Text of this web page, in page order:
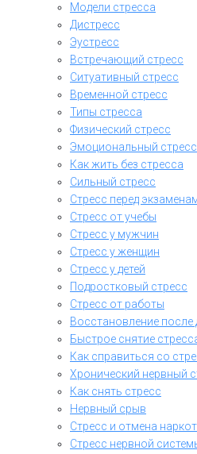
Модели стресса
Дистресс
Эустресс
Встречающий стресс
Ситуативный стресс
Временной стресс
Типы стресса
Физический стресс
Эмоциональный стресс
Как жить без стресса
Сильный стресс
Стресс перед
Стресс от учебы
Стресс у мужчин
Стресс у женщин
Стресс у детей
Подростковый стресс
Стресс от работы
Восстановление после
Быстрое снятие
Как справиться со
Хронический нервный
Как снять стресс
Нервный срыв
Стресс и отмена
Стресс нервной